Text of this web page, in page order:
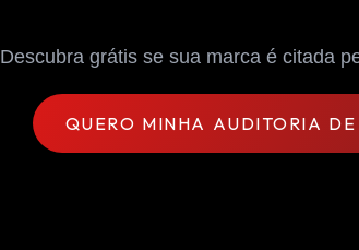
Descubra grátis se sua marca é citada
QUERO MINHA AUDITORIA